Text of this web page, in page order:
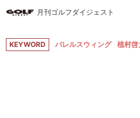
月刊ゴルフダイジェスト
KEYWORD バレルスウィング 植村啓